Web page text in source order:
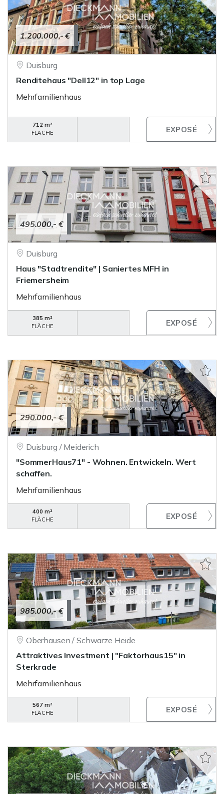
1.200.000,- €
Duisburg
Renditehaus "Dell12" in top Lage
Mehrfamilienhaus
712 m²
FLÄCHE
495.000,- €
Duisburg
Haus "Stadtrendite" | Saniertes MFH in
Friemersheim
Mehrfamilienhaus
385 m²
FLÄCHE
290.000,- €
Duisburg / Meiderich
"SommerHaus71" - Wohnen. Entwickeln. Wert
schaffen.
Mehrfamilienhaus
400 m²
FLÄCHE
985.000,- €
Oberhausen / Schwarze Heide
Attraktives Investment | "Faktorhaus15" in
Sterkrade
Mehrfamilienhaus
567 m²
FLÄCHE